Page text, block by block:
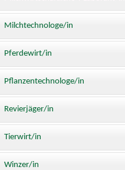
Milchtechnologe/in
Pferdewirt/in
Pflanzentechnologe/in
Revierjäger/in
Tierwirt/in
Winzer/in